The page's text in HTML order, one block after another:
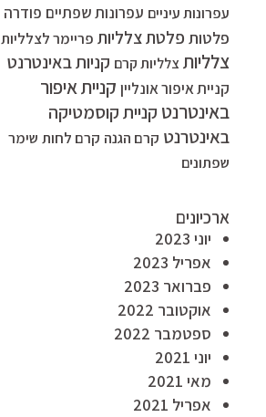
עפרונות עיניים עפרונות שפתיים פודרה
פלטות פלטת צלליות פריימר לצלליות
צלליות צלליות קרם קניות באינטרנט
קניית איפור אונליין קניית איפור
באינטרנט קניית קוסמטיקה
באינטרנט קרם הגנה קרם לחות שימר
שפתונים
ארכיונים
יוני 2023
אפריל 2023
פברואר 2023
אוקטובר 2022
ספטמבר 2022
יוני 2021
מאי 2021
אפריל 2021